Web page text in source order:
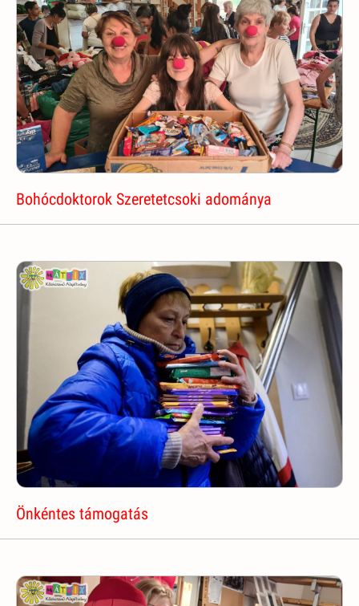
Bohócdoktorok Szeretetcsoki adománya
Önkéntes támogatás